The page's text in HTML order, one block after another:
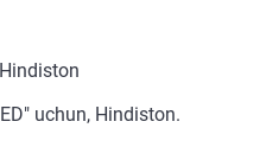
uchun, Hindiston.